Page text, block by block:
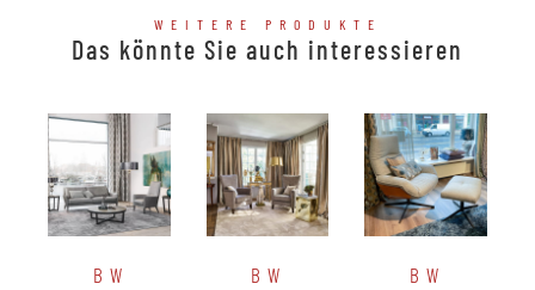
WEITERE PRODUKTE
Das könnte Sie auch interessieren
BW
BW
BW